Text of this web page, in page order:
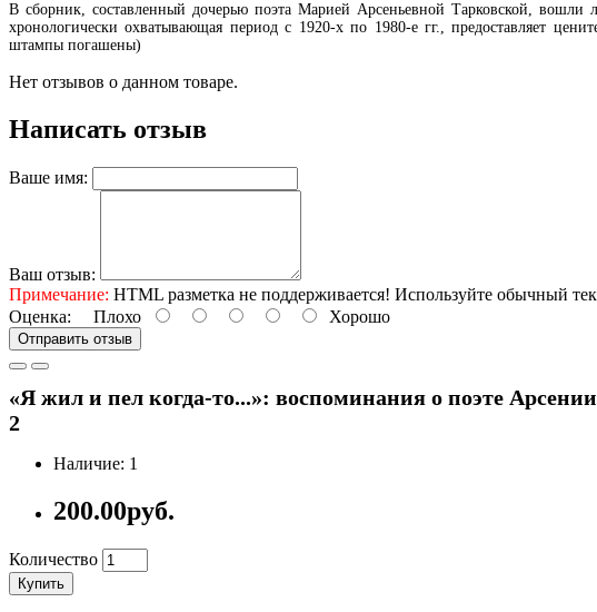
В сборник, составленный дочерью поэта Марией Арсеньевной Тарковской,
хронологически охватывающая период с 1920-х по 1980-е гг., предоставляет
штампы погашены)
Нет отзывов о данном товаре.
Написать отзыв
Ваше имя:
Ваш отзыв:
Примечание: HTML разметка не поддерживается! Используйте обычный
Оценка: Плохо Хорошо
Отправить отзыв
«Я жил и пел когда-то...»: воспоминания о поэте
2
Наличие: 1
200.00руб.
Количество
Купить